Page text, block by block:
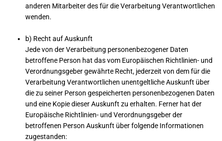
anderen Mitarbeiter des für die Verarbeitung Verantwortlichen
wenden.
b) Recht auf Auskunft
Jede von der Verarbeitung personenbezogener Daten
betroffene Person hat das vom Europäischen Richtlinien- und
Verordnungsgeber gewährte Recht, jederzeit von dem für die
Verarbeitung Verantwortlichen unentgeltliche Auskunft über
die zu seiner Person gespeicherten personenbezogenen Daten
und eine Kopie dieser Auskunft zu erhalten. Ferner hat der
Europäische Richtlinien- und Verordnungsgeber der
betroffenen Person Auskunft über folgende Informationen
zugestanden: